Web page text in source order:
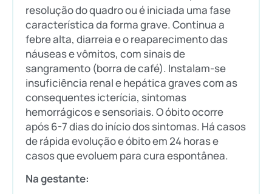
resolução do quadro ou é iniciada uma fase
característica da forma grave. Continua a
febre alta, diarreia e o reaparecimento das
náuseas e vômitos, com sinais de
sangramento (borra de café). Instalam-se
insuficiência renal e hepática graves com as
consequentes icterícia, sintomas
hemorrágicos e sensoriais. O óbito ocorre
após 6-7 dias do início dos sintomas. Há casos
de rápida evolução e óbito em 24 horas e
casos que evoluem para cura espontânea.
Na gestante: